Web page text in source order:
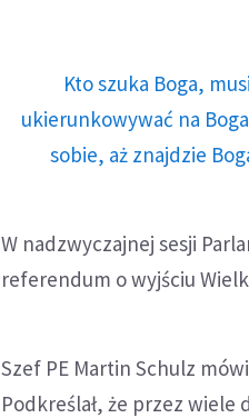
Kto szuka Boga,
ukierunkowywać na
sobie, aż znajdzie
W nadzwyczajnej sesji
referendum o wyjściu
Szef PE Martin Schulz
Podkreślał, że przez